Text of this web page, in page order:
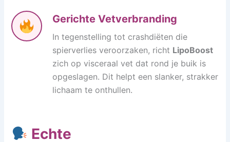
Gerichte Vetverbranding
In tegenstelling tot crashdiëten die
spierverlies veroorzaken, richt LipoBoost
zich op visceraal vet dat rond je buik is
opgeslagen. Dit helpt een slanker, strakker
lichaam te onthullen.
Echte